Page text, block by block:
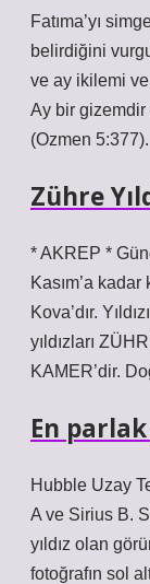
Fatıma’yı
belirdiğini
ve ay ikilemi
Ay bir gizemdir
(Ozmen 5:377).
Zühre
* AKREP *
Kasım’a
Kova’dır.
yıldızları
KAMER’dir.
En parlak
Hubble Uzay
A ve Sirius B.
yıldız olan
fotoğrafın sol